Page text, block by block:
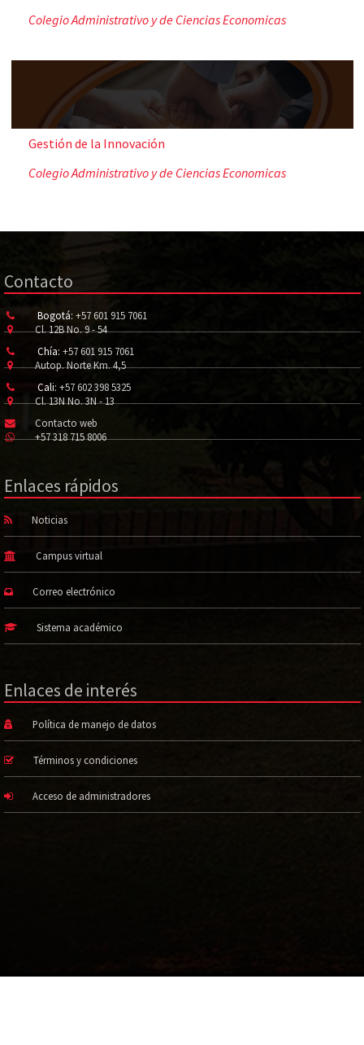
Colegio Administrativo y de Ciencias Economicas
Gestión de la Innovación
Colegio Administrativo y de Ciencias Economicas
Contacto
Bogotá: +57 601 915 7061
Cl. 12B No. 9 - 54
Chía: +57 601 915 7061
Autop. Norte Km. 4,5
Cali: +57 602 398 5325
Cl. 13N No. 3N - 13
Contacto web
+57 318 715 8006
Enlaces rápidos
Noticias
Campus virtual
Correo electrónico
Sistema académico
Enlaces de interés
Política de manejo de datos
Términos y condiciones
Acceso de administradores